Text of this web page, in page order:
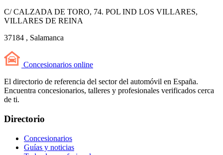
C/ CALZADA DE TORO, 74. POL IND LOS VILLARES,
VILLARES DE REINA
37184 , Salamanca
Concesionarios online
El directorio de referencia del sector del automóvil en España.
Encuentra concesionarios, talleres y profesionales verificados cerca
de ti.
Directorio
Concesionarios
Guías y noticias